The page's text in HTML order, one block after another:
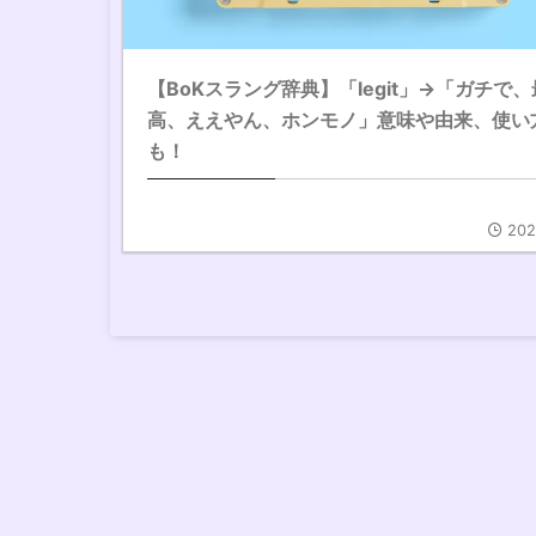
【BoKスラング辞典】「legit」→「ガチで、
高、ええやん、ホンモノ」意味や由来、使い
も！